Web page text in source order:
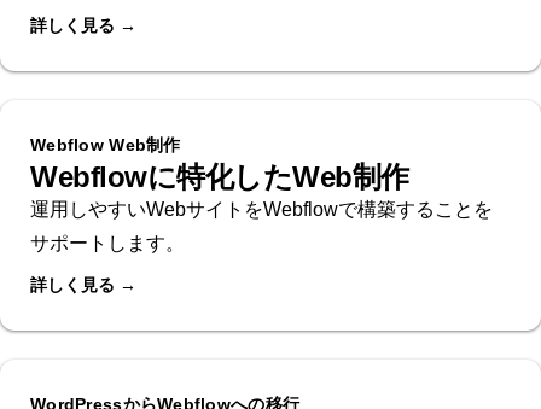
詳しく見る →
Webflow Web制作
Webflowに特化したWeb制作
運用しやすいWebサイトをWebflowで構築することを
サポートします。
詳しく見る →
WordPressからWebflowへの移行